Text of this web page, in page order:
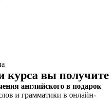
курса вы получите
английского в подарок
и грамматики в онлайн-